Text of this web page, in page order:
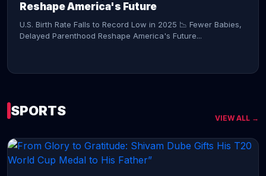
Reshape America's Future
U.S. Birth Rate Falls to Record Low in 2025 📉 Fewer Babies,
Delayed Parenthood Reshape America's Future...
SPORTS VIEW ALL →